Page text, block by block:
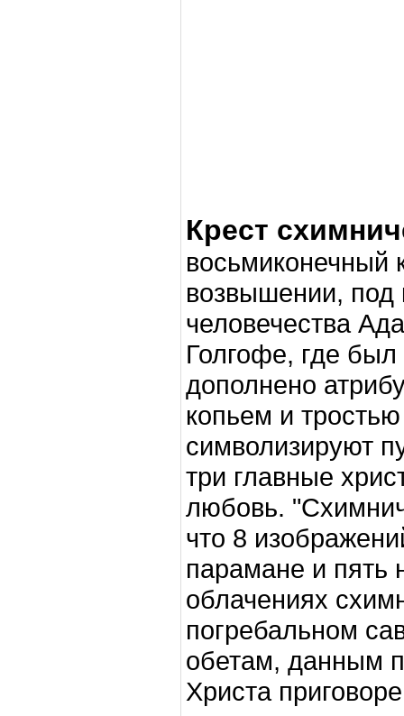
Крест
восьмиконечный
возвышении,
человечества
Голгофе, где
дополнено
копьем и
символизируют
три главные
любовь.
что 8
парамане и пять
облачениях
погребальном
обетам, данным
Христа